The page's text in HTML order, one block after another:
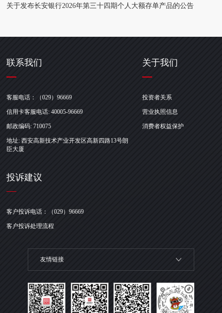
关于发布长安银行2026年第三十四期个人大额存单产品的公告
联系我们
客服电话：（029）96669
信用卡客服电话: 40005-96669
邮政编码: 710075
地址: 西安高新技术产业开发区高新四路13号朗
臣大厦
关于我们
投资者关系
营业执照信息
消费者权益保护
投诉建议
客户投诉电话：（029）96669
客户投诉处理流程
友情链接